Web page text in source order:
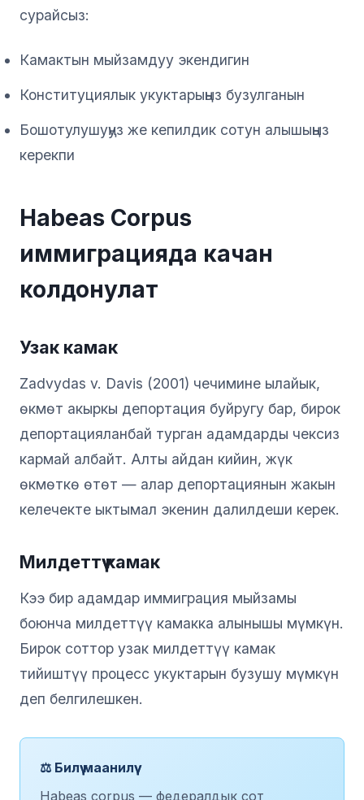
сурайсыз:
Камактын мыйзамдуу экендигин
Конституциялык укуктарыңыз бузулганын
Бошотулушуңуз же кепилдик сотун алышыңыз
керекпи
Habeas Corpus
иммиграцияда качан
колдонулат
Узак камак
Zadvydas v. Davis (2001) чечимине ылайык,
өкмөт акыркы депортация буйругу бар, бирок
депортацияланбай турган адамдарды чексиз
кармай албайт. Алты айдан кийин, жүк
өкмөткө өтөт — алар депортациянын жакын
келечекте ыктымал экенин далилдеши керек.
Милдеттүү камак
Кээ бир адамдар иммиграция мыйзамы
боюнча милдеттүү камакка алынышы мүмкүн.
Бирок соттор узак милдеттүү камак
тийиштүү процесс укуктарын бузушу мүмкүн
деп белгилешкен.
⚖️ Билүү маанилүү
Habeas corpus — федералдык сот